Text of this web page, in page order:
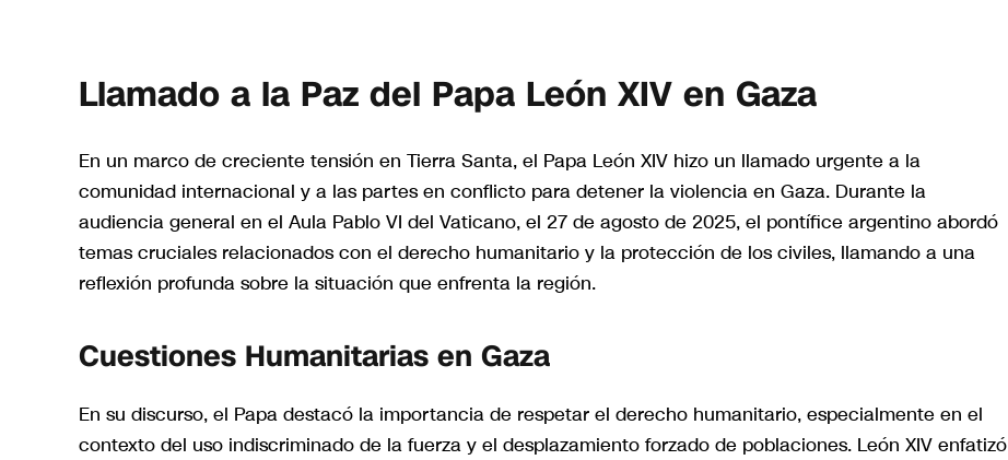
Llamado a la Paz del Papa León XIV en Gaza
En un marco de creciente tensión en Tierra Santa, el Papa León XIV hizo un llamado urgente a la
comunidad internacional y a las partes en conflicto para detener la violencia en Gaza. Durante la
audiencia general en el Aula Pablo VI del Vaticano, el 27 de agosto de 2025, el pontífice argentino abordó
temas cruciales relacionados con el derecho humanitario y la protección de los civiles, llamando a una
reflexión profunda sobre la situación que enfrenta la región.
Cuestiones Humanitarias en Gaza
En su discurso, el Papa destacó la importancia de respetar el derecho humanitario, especialmente en el
contexto del uso indiscriminado de la fuerza y el desplazamiento forzado de poblaciones. León XIV enfatizó